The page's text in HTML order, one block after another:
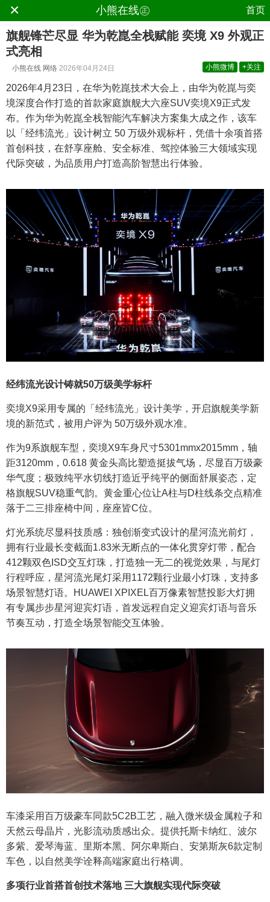
× 小熊在线㊣ 首页
旗舰锋芒尽显 华为乾崑全栈赋能 奕境 X9 外观正
式亮相
小熊在线 网络 2026年04月24日 小熊微博 +关注
2026年4月23日，在华为乾崑技术大会上，由华为乾崑与奕
境深度合作打造的首款家庭旗舰大六座SUV奕境X9正式发
布。作为华为乾崑全栈智能汽车解决方案集大成之作，该车
以「经纬流光」设计树立 50 万级外观标杆，凭借十余项首搭
首创科技，在舒享座舱、安全标准、驾控体验三大领域实现
代际突破，为品质用户打造高阶智慧出行体验。
经纬流光设计铸就50万级美学标杆
奕境X9采用专属的「经纬流光」设计美学，开启旗舰美学新
境的新范式，被用户评为 50万级外观水准。
作为9系旗舰车型，奕境X9车身尺寸5301mmx2015mm，轴
距3120mm，0.618 黄金头高比塑造挺拔气场，尽显百万级豪
华气度；极致纯平水切线打造近乎纯平的侧面舒展姿态，定
格旗舰SUV稳重气韵。黄金重心位让A柱与D柱线条交点精准
落于二三排座椅中间，座座皆C位。
灯光系统尽显科技质感：独创渐变式设计的星河流光前灯，
拥有行业最长变截面1.83米无断点的一体化贯穿灯带，配合
412颗双色ISD交互灯珠，打造独一无二的视觉效果，与尾灯
行程呼应，星河流光尾灯采用1172颗行业最小灯珠，支持多
场景智慧灯语。HUAWEI XPIXEL百万像素智慧投影大灯拥
有专属步步星河迎宾灯语，首发远程自定义迎宾灯语与音乐
节奏互动，打造全场景智能交互体验。
车漆采用百万级豪车同款5C2B工艺，融入微米级金属粒子和
天然云母晶片，光影流动质感出众。提供托斯卡纳红、波尔
多紫、爱琴海蓝、里斯本黑、阿尔卑斯白、安第斯灰6款定制
车色，以自然美学诠释高端家庭出行格调。
多项行业首搭首创技术落地 三大旗舰实现代际突破